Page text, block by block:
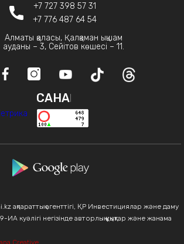
+7 727 398 57 31
+7 776 487 64 54
Алматы қаласы, Қалқаман ықшам
ауданы – 3, Сейітов көшесі – 11.
САНАҚ
ақпараттық агенттігі, ҚР Инвестициялар және даму
куәлігі негізінде авторлық құқықтар және жанама
Creative